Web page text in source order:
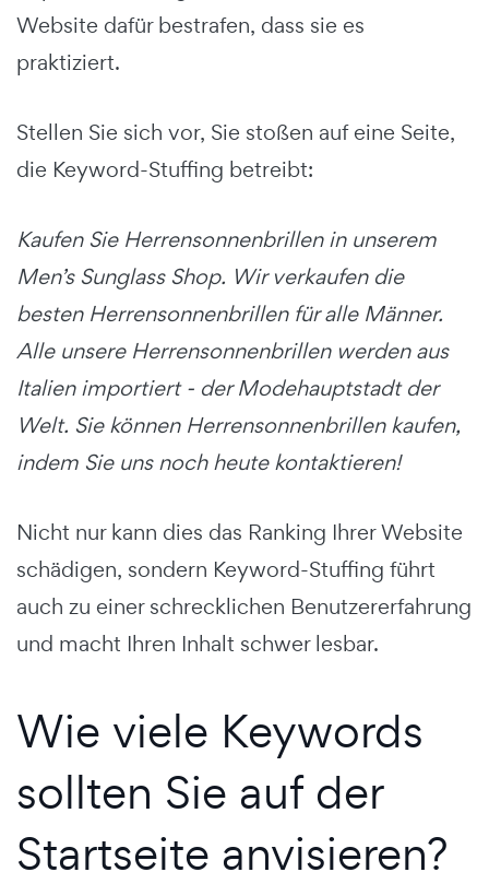
Website dafür bestrafen, dass sie es
praktiziert.
Stellen Sie sich vor, Sie stoßen auf eine Seite,
die Keyword-Stuffing betreibt:
Kaufen Sie Herrensonnenbrillen in unserem
Men’s Sunglass Shop. Wir verkaufen die
besten Herrensonnenbrillen für alle Männer.
Alle unsere Herrensonnenbrillen werden aus
Italien importiert - der Modehauptstadt der
Welt. Sie können Herrensonnenbrillen kaufen,
indem Sie uns noch heute kontaktieren!
Nicht nur kann dies das Ranking Ihrer Website
schädigen, sondern Keyword-Stuffing führt
auch zu einer schrecklichen Benutzererfahrung
und macht Ihren Inhalt schwer lesbar.
Wie viele Keywords
sollten Sie auf der
Startseite anvisieren?